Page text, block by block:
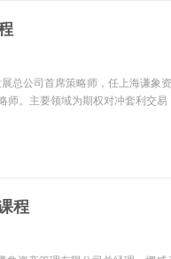
总公司首席策略师，任上海谦象
师。主要领域为期权对冲套利交易
程